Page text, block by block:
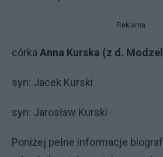
Reklama
córka Anna Kurska (z d.
syn: Jacek Kurski
syn: Jarosław Kurski
Poniżej pełne informacje